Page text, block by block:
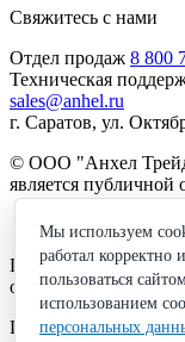
Свяжитесь с нами
Отдел продаж 8 800
Техническая
sales@anhel.ru
г. Саратов, ул.
© ООО "Анхел
является публичной
Политика
Получите
оборудования!
Просто введите ваш
Мы используем
работал корректно
пользоваться
использованием
персональных